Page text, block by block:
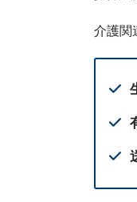
介護関